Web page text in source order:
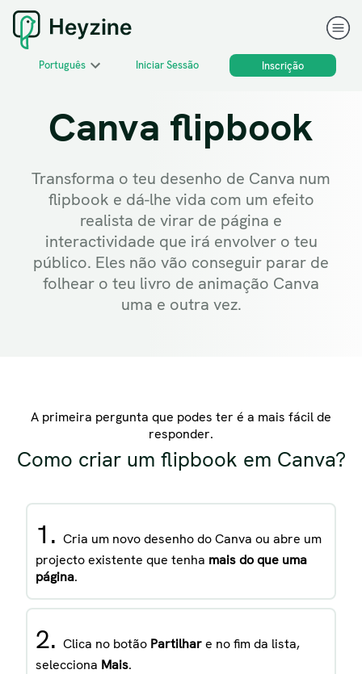
Português Iniciar Sessão Inscrição
Canva flipbook
Transforma o teu desenho de Canva num
flipbook e dá-lhe vida com um efeito
realista de virar de página e
interactividade que irá envolver o teu
público. Eles não vão conseguir parar de
folhear o teu livro de animação Canva
uma e outra vez.
A primeira pergunta que podes ter é a mais fácil de
responder.
Como criar um flipbook em Canva?
1. Cria um novo desenho do Canva ou abre um
projecto existente que tenha mais do que uma
página.
2. Clica no botão Partilhare no fim da lista,
selecciona Mais.